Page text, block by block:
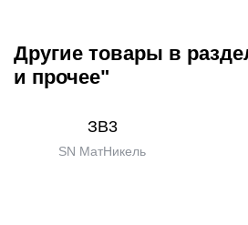
Другие товары в
и прочее"
ЗВ3
SN МатНикель